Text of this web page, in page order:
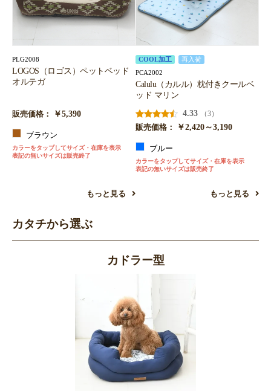
PLG2008
LOGOS（ロゴス）ペットベッド
オルテガ
販売価格： ￥5,390
ブラウン
カラーをタップしてサイズ・在庫を表示
表記の無いサイズは販売終了
もっと見る
COOL加工 再入荷
PCA2002
Calulu（カルル）枕付きクールベ
ッド マリン
4.33
（3）
販売価格：
￥2,420～3,190
ブルー
カラーをタップしてサイズ・在庫を表示
表記の無いサイズは販売終了
もっと見る
カタチから選ぶ
カドラー型